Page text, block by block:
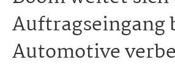
Auftragseingang
Automotive